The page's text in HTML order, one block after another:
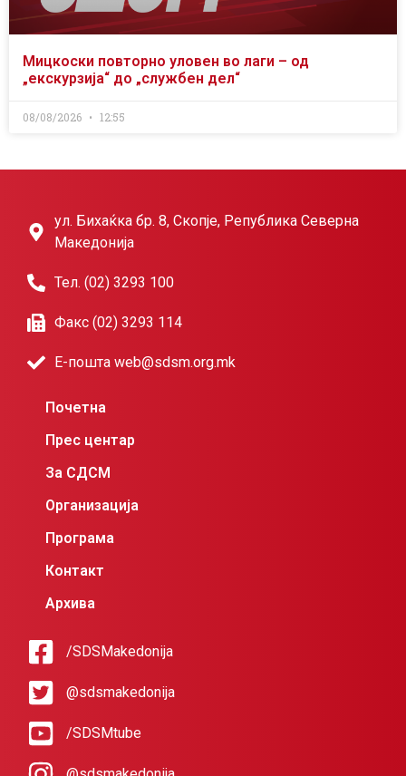
Мицкоски повторно уловен во лаги – од
„екскурзија“ до „службен дел“
08/08/2026 12:55
ул. Бихаќка бр. 8, Скопје, Република Северна
Македонија
Тел. (02) 3293 100
Факс (02) 3293 114
Е-пошта web@sdsm.org.mk
Почетна
Прес центар
За СДСМ
Организација
Програма
Контакт
Архива
/SDSMakedonija
@sdsmakedonija
/SDSMtube